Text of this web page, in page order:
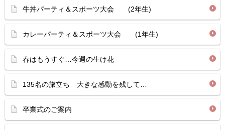
牛丼パーティ＆スポーツ大会 (2年生)
カレーパーティ＆スポーツ大会 (1年生)
春はもうすぐ…今週の生け花
135名の旅立ち 大きな感動を残して…
卒業式のご案内